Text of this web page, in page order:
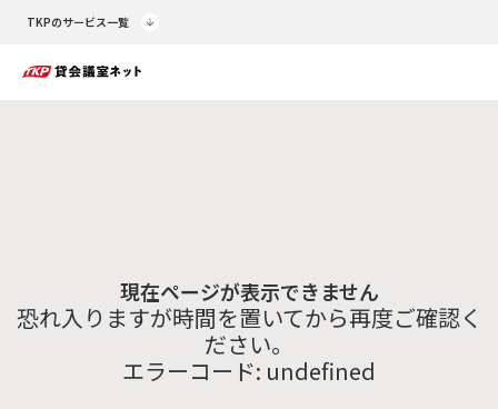
TKPのサービス一覧
現在ページが表示できません
恐れ入りますが時間を置いてから再度ご確認く
ださい。
エラーコード: undefined